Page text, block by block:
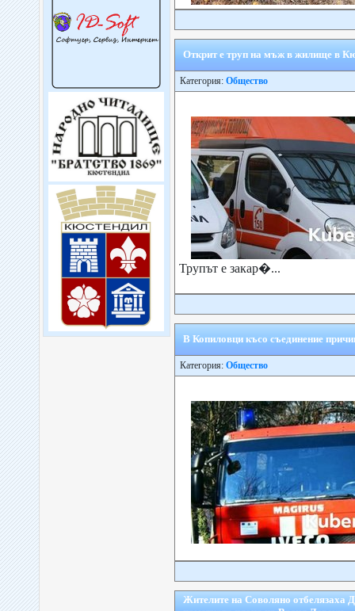
Открит е труп на мъж в жилище в
Категория: Общество
Трупът е закар�...
В Копиловци късо съединение
Категория: Общество
Жителите на Соволяно отбелязаха